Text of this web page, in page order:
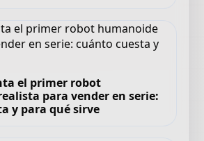
el primer robot
para vender en serie:
y para qué sirve